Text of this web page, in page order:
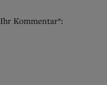
Ihr Kommentar*: